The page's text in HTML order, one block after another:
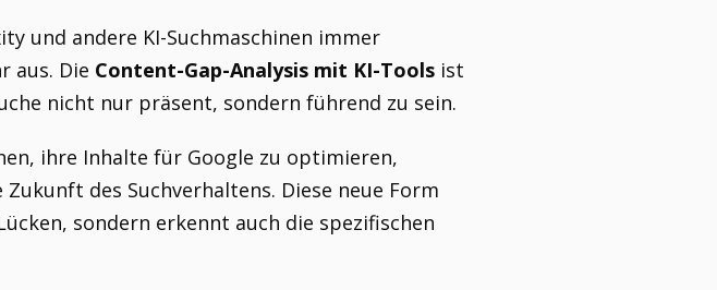
und andere KI-Suchmaschinen immer
aus. Die Content-Gap-Analysis mit KI-Tools ist
nicht nur präsent, sondern führend zu sein.
ihre Inhalte für Google zu optimieren,
des Suchverhaltens. Diese neue Form
sondern erkennt auch die spezifischen